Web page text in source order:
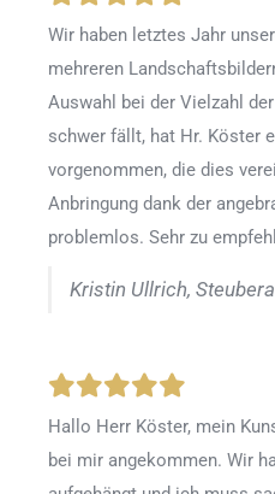
Wir haben letztes Jahr
mehreren
Auswahl bei der Vielzahl
schwer fällt, hat Hr. Köster
vorgenommen, die dies
Anbringung dank der
problemlos. Sehr zu
Kristin Ullrich,
Hallo Herr Köster, mein
bei mir angekommen. Wir